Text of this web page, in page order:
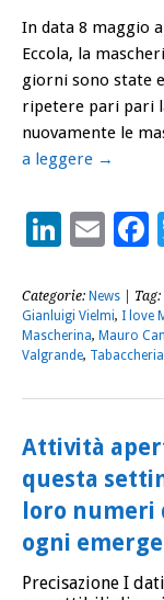
In data 8 maggio
Eccola, la
giorni sono state
ripetere pari pari
nuovamente le
a leggere →
Categorie: News | Tag:
Gianluigi Vielmi, I love
Mascherina, Mauro
Valgrande,
Attività
questa
loro
ogni
Precisazione I